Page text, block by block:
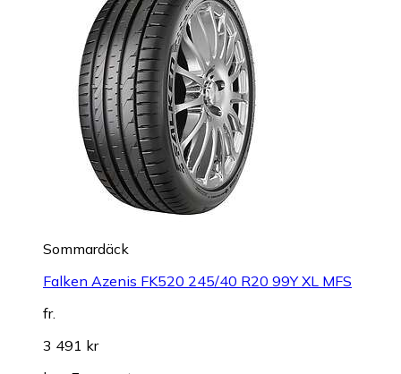
Sommardäck
Falken Azenis FK520 245/40 R20 99Y XL MFS
fr.
3 491 kr